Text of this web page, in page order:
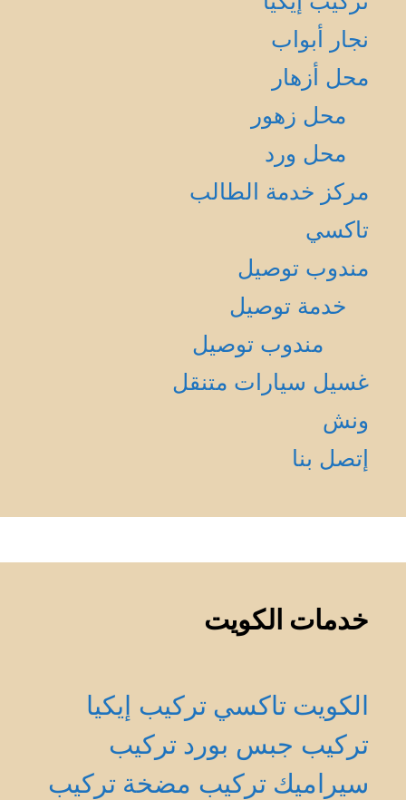
نجار أبواب
محل أزهار
محل زهور
محل ورد
مركز خدمة الطالب
تاكسي
مندوب توصيل
خدمة توصيل
مندوب توصيل
غسيل سيارات متنقل
ونش
إتصل بنا
خدمات الكويت
الكويت تاكسي تركيب إيكيا
تركيب جبس بورد تركيب
سيراميك تركيب مضخة تركيب